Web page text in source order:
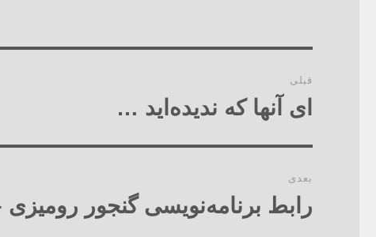
نوشته‌ها
قبلی
نوشته
ای آنها که ندیده‌اید …
بعدی
نوشته
رابط برنامه‌نویسی گنجور